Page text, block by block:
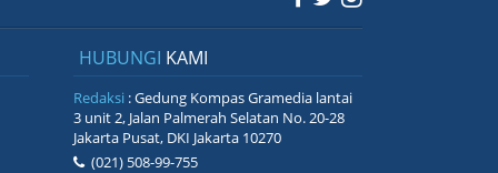
HUBUNGI KAMI
Redaksi : Gedung Kompas Gramedia lantai
3 unit 2, Jalan Palmerah Selatan No. 20-28
Jakarta Pusat, DKI Jakarta 10270
(021) 508-99-755